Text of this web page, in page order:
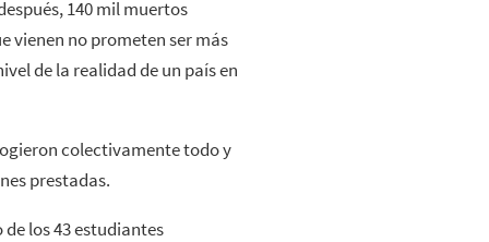
140 mil muertos
vienen no prometen ser más
de la realidad de un país en
colectivamente todo y
prestadas.
los 43 estudiantes